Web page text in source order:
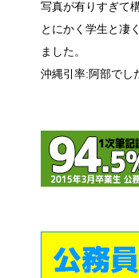
写真が有りすぎて
とにかく学生と凄
ました。
沖縄引率:阿部でし